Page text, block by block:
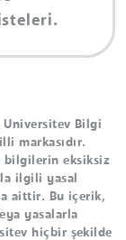
Universitev Bilgi
markasıdır.
bilgilerin eksiksiz
ilgili yasal
aittir. Bu içerik,
yasalarla
hiçbir şekilde